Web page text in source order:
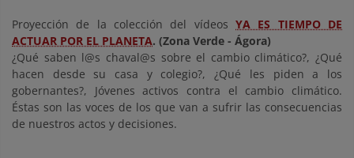
Proyección de la colección del vídeos YA ES TIEMPO DE
ACTUAR POR EL PLANETA. (Zona Verde - Ágora)
¿Qué saben l@s chaval@s sobre el cambio climático?, ¿Qué
hacen desde su casa y colegio?, ¿Qué les piden a los
gobernantes?, Jóvenes activos contra el cambio climático.
Éstas son las voces de los que van a sufrir las consecuencias
de nuestros actos y decisiones.